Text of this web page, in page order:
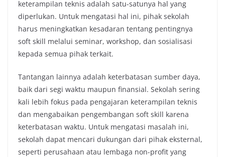
keterampilan teknis adalah satu-satunya hal yang
diperlukan. Untuk mengatasi hal ini, pihak sekolah
harus meningkatkan kesadaran tentang pentingnya
soft skill melalui seminar, workshop, dan sosialisasi
kepada semua pihak terkait.
Tantangan lainnya adalah keterbatasan sumber daya,
baik dari segi waktu maupun finansial. Sekolah sering
kali lebih fokus pada pengajaran keterampilan teknis
dan mengabaikan pengembangan soft skill karena
keterbatasan waktu. Untuk mengatasi masalah ini,
sekolah dapat mencari dukungan dari pihak eksternal,
seperti perusahaan atau lembaga non-profit yang